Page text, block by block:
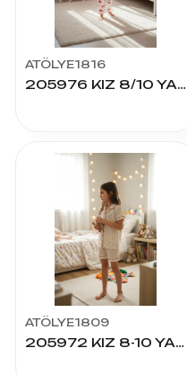
ATÖLYE1816
205976 KIZ 8/10 YAŞ K.KOL PİJAMA TAKIM
ATÖLYE1809
205972 KIZ 8-10 YAŞ K.KOL ŞORTLU PİJAMA TAKIM